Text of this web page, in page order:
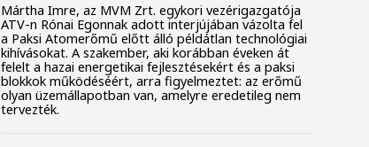
Mártha Imre, az MVM Zrt. egykori vezérigazgatója
ATV-n Rónai Egonnak adott interjújában vázolta fel
a Paksi Atomerőmű előtt álló példátlan technológiai
kihívásokat. A szakember, aki korábban éveken át
felelt a hazai energetikai fejlesztésekért és a paksi
blokkok működéséért, arra figyelmeztet: az erőmű
olyan üzemállapotban van, amelyre eredetileg nem
tervezték.